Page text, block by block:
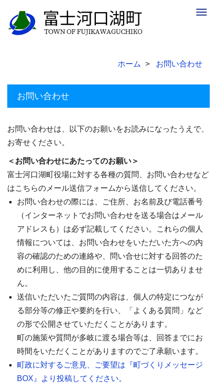
ホーム お問い合わせ
お問い合わせ
お問い合わせは、以下のお願いをお読みになったうえで、
お寄せください。
＜お問い合わせにあたってのお願い＞
富士河口湖町役場に対する各種の質問、お問い合わせなど
はこちらのメール送信フォームから送信してください。
お問い合わせの際には、ご住所、お名前及び電話番号
（インターネットでお問い合わせを送る場合はメール
アドレスも）は必ず記載してください。これらの個人
情報については、お問い合わせをいただいた方への内
容の確認のための連絡や、問い合せに対する回答のた
めに利用し、他の目的に使用することは一切ありませ
ん。
送信いただいたご質問の内容は、個人の特定につなが
る部分等の修正や要約を行い、「よくある質問」など
の形で公開させていただくことがあります。
町の施策や質問が多岐に渡る場合等は、回答までにお
時間をいただくことがありますのでご了承願います。
町政に対するご意見、ご要望は『町づくりメッセージ
BOX』より投稿してください。